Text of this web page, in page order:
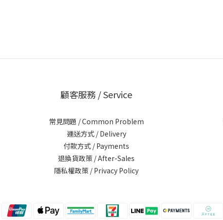
顧客服務 / Service
常見問題 / Common Problem
運送方式 / Delivery
付款方式 / Payments
退換貨政策 / After-Sales
隱私權政策 / Privacy Policy